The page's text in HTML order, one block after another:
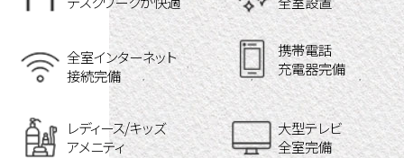
全室インターネット
接続完備
携帯電話
充電器完備
レディース/キッズ
アメニティ
大型テレビ
全室完備